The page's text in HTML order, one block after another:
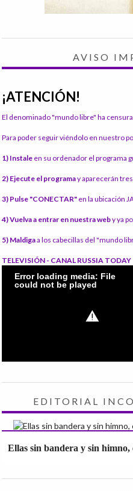
AVISO
¡ATENCIÓN!
El denominado "mundo libre" ha
Para poder seguir viéndolo en nuestro
1) Instale en su ordenador el programa
2) Ejecute el programay aparecerán
3) Pulse "CONECTAR" en la ubicación
4) Vuelva a entrar en nuestra weby ya
5) Maldigaa los cabecillas del "mundo
TELEVISIÓN - CANAL RUSSIA TODAY
EDITORIAL
Ellas sin bandera y sin himno,